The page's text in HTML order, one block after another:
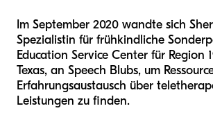
Im September 2020 wandte sich
Spezialistin für frühkindliche
Education Service Center für Region
Texas, an Speech Blubs, um
Erfahrungsaustausch über
Leistungen zu finden.